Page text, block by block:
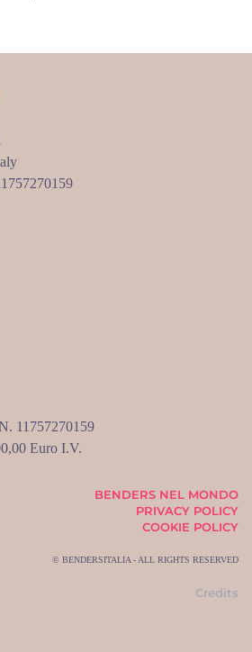
11757270159
Euro I.V.
BENDERS NEL MONDO
PRIVACY POLICY
COOKIE POLICY
© BENDERSITALIA - ALL RIGHTS RESERVED
Credits